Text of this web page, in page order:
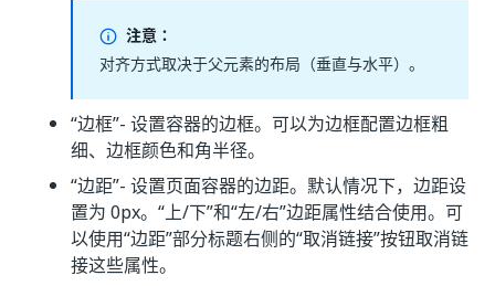
注意：
对齐方式取决于父元素的布局（垂直与水平）。
“边框”- 设置容器的边框。可以为边框配置边框粗
细、边框颜色和角半径。
“边距”- 设置页面容器的边距。默认情况下，边距设
置为 0px。“上/下”和“左/右”边距属性结合使用。可
以使用“边距”部分标题右侧的“取消链接”按钮取消链
接这些属性。